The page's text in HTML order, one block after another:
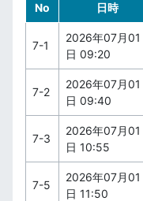
No 日時
7-1
2026年07月01
日 09:20
7-2
2026年07月01
日 09:40
7-3
2026年07月01
日 10:55
7-5
2026年07月01
日 11:50